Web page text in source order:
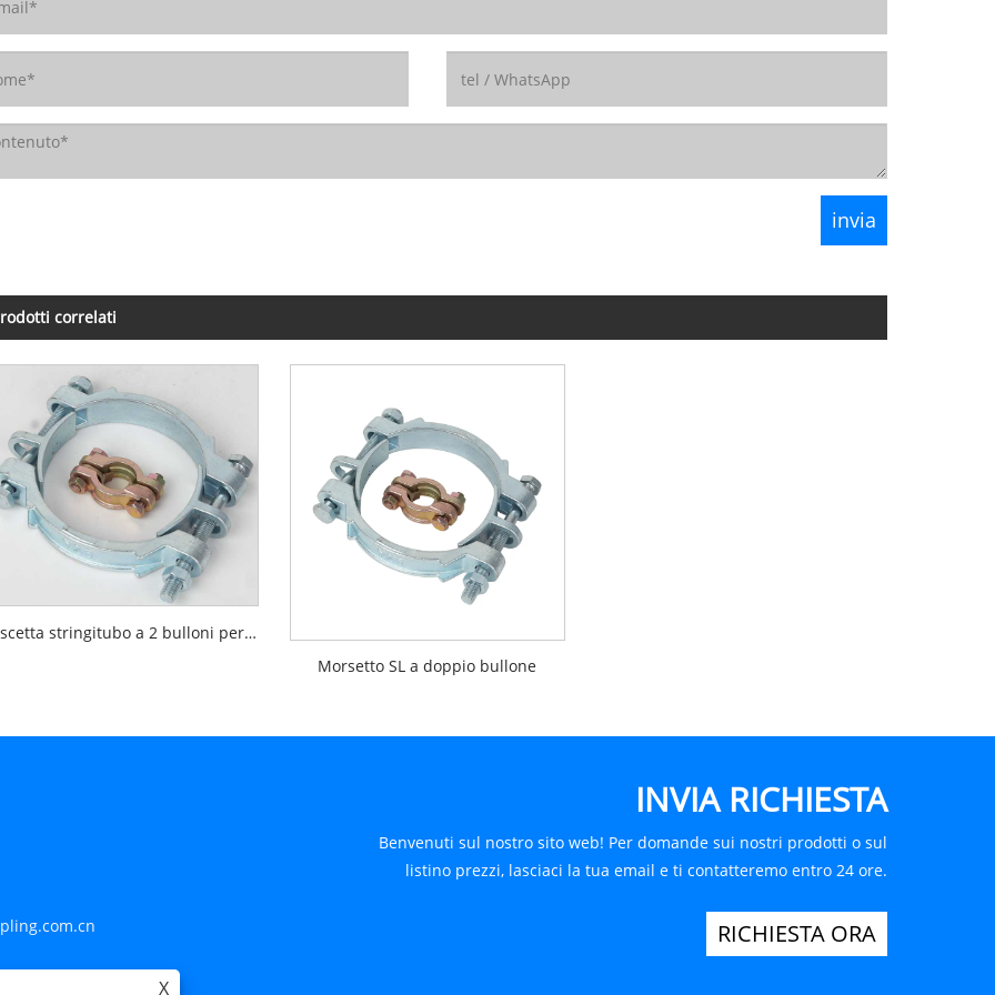
correlati
Fascetta stringitubo a 2 bulloni per carichi pesanti
Morsetto SL a doppio bullone
INVIA RICHIESTA
Benvenuti sul nostro sito web! Per domande sui nostri prodotti o sul
listino prezzi, lasciaci la tua email e ti contatteremo entro 24 ore.
RICHIESTA ORA
X